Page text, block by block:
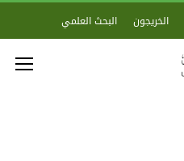
الخريجون البحث العلمي